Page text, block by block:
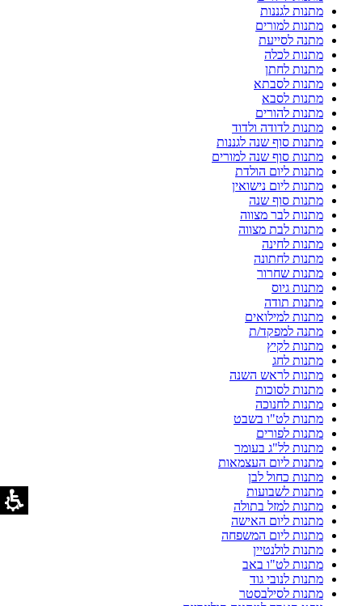
מתנות לגננות
מתנות למורים
מתנה לסייעת
מתנות לכלה
מתנות לחתן
מתנות לסבתא
מתנות לסבא
מתנות להורים
מתנות לדודה ולדוד
מתנות סוף שנה לגננות
מתנות סוף שנה למורים
מתנות ליום הולדת
מתנות ליום נישואין
מתנות סוף שנה
מתנות לבר מצווה
מתנות לבת מצווה
מתנות לחינה
מתנות לחתונה
מתנות שחרור
מתנות גיוס
מתנות תודה
מתנות למילואים
מתנה למפקד/ת
מתנות לקיץ
מתנות לחג
מתנות לראש השנה
מתנות לסוכות
מתנות לחנוכה
מתנות לט"ו בשבט
מתנות לפורים
מתנות לל"ג בעומר
מתנות ליום העצמאות
מתנות כחול לבן
מתנות לשבועות
מתנות למזל בתולה
מתנות ליום האישה
מתנות ליום המשפחה
מתנות לולנטיין
מתנות לט"ו באב
מתנות לנובי גוד
מתנות לסילבסטר